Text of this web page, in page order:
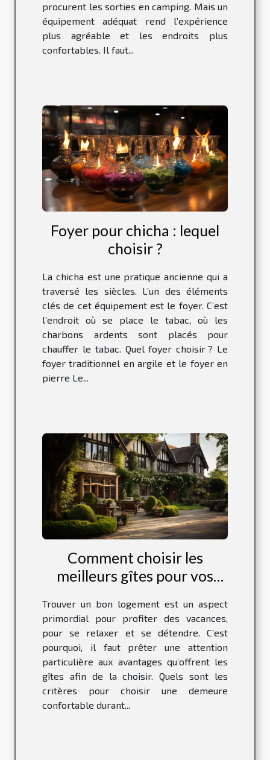
procurent les sorties en camping. Mais un
équipement adéquat rend l’expérience
plus agréable et les endroits plus
confortables. Il faut...
Foyer pour chicha : lequel
choisir ?
La chicha est une pratique ancienne qui a
traversé les siècles. L’un des éléments
clés de cet équipement est le foyer. C’est
l’endroit où se place le tabac, où les
charbons ardents sont placés pour
chauffer le tabac. Quel foyer choisir ? Le
foyer traditionnel en argile et le foyer en
pierre Le...
Comment choisir les
meilleurs gîtes pour vos
Trouver un bon logement est un aspect
primordial pour profiter des vacances,
pour se relaxer et se détendre. C’est
pourquoi, il faut prêter une attention
particulière aux avantages qu’offrent les
gîtes afin de la choisir. Quels sont les
critères pour choisir une demeure
confortable durant...